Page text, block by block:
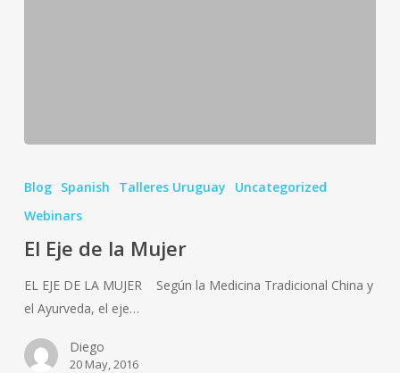
la
Mujer
Blog Spanish Talleres Uruguay
Uncategorized
Webinars
El Eje de la Mujer
EL EJE DE LA MUJER Según la Medicina Tradicional China y
el Ayurveda, el eje…
Diego
20 May, 2016